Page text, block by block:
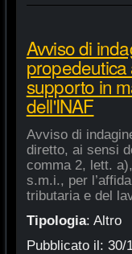
Avviso di
propedeutica
supporto in
dell'INAF
Avviso di
diretto, ai sensi
comma 2, lett.
s.m.i., per
tributaria e del
Tipologia: Altro
Pubblicato il: 30/